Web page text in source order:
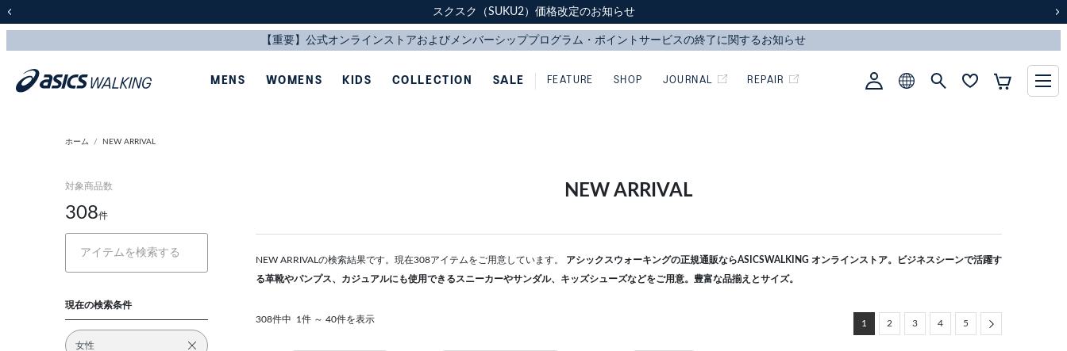
スクスク（SUKU2）価格改定のお知らせ
配送に関するお知らせ
スクスク（SUKU2）価格改定のお知らせ
配送に関するお知らせ
MENS WOMENS KIDS COLLECTION SALE FEATURE SHOP JOURNAL REPAIR
ホーム NEW ARRIVAL
対象商品数
308件
現在の検索条件
女性
NEW ARRIVAL
NEW ARRIVALの検索結果です。現在308アイテムをご用意しています。 アシックスウォーキングの正規通販ならASICSWALKING オンラインストア。ビジネスシーンで活躍す
る革靴やパンプス、カジュアルにも使用できるスニーカーやサンダル、キッズシューズなどをご用意。豊富な品揃えとサイズ。
308件中 1件 ～ 40件を表示 1 2 3 4 5 Next